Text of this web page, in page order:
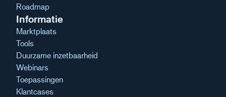
Roadmap
Informatie
Marktplaats
Tools
Duurzame inzetbaarheid
Webinars
Toepassingen
Klantcases